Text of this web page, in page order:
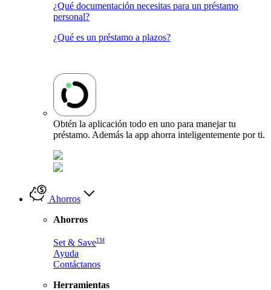
¿Qué documentación necesitas para un préstamo
personal?
¿Qué es un préstamo a plazos?
Obtén la aplicación todo en uno para manejar tu
préstamo. Además la app ahorra inteligentemente por ti.
Ahorros
Ahorros
Set & SaveTM
Ayuda
Contáctanos
Herramientas